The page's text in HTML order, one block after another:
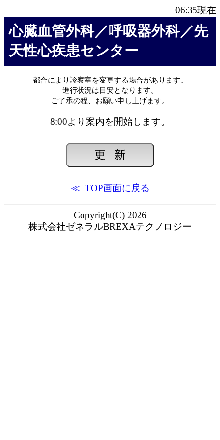
06:35現在
心臓血管外科／呼吸器外科／先
天性心疾患センター
都合により診察室を変更する場合があります。
進行状況は目安となります。
ご了承の程、お願い申し上げます。
8:00より案内を開始します。
≪ TOP画面に戻る
Copyright(C) 2026
株式会社ゼネラルBREXAテクノロジー